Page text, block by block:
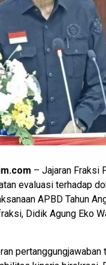
– Jajaran Fraksi
evaluasi terhadap
APBD Tahun
Didik Agung Eko